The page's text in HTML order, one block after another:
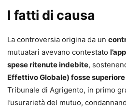
procedimenti legali mal gestiti e
normative, delle sentenze e delle
efficaci.
Monica Mandico
Avvocato Cassazionista presso lo
Partners, gestore ex art. 356 CCII,
I fatti di causa
La controversia origina da un
mutuatari avevano contestato
spese ritenute indebite,
Effettivo Globale) fosse
Tribunale di Agrigento, in primo
l’usurarietà del mutuo,